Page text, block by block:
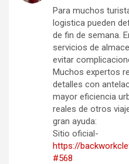
Para muchos
logistica pueden
de fin de semana.
servicios de
evitar
Muchos expertos
detalles con
mayor eficiencia
reales de otros
gran ayuda:
Sitio oficial-
https://
#568